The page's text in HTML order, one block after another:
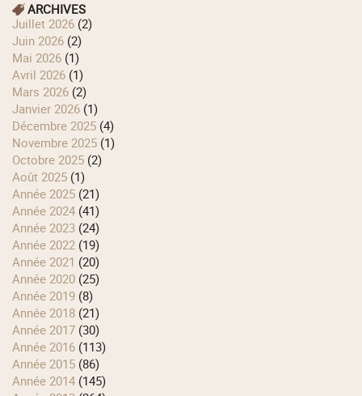
ARCHIVES
juillet 2026 (2)
juin 2026 (2)
mai 2026 (1)
avril 2026 (1)
mars 2026 (2)
janvier 2026 (1)
décembre 2025 (4)
novembre 2025 (1)
octobre 2025 (2)
août 2025 (1)
année 2025 (21)
année 2024 (41)
année 2023 (24)
année 2022 (19)
année 2021 (20)
année 2020 (25)
année 2019 (8)
année 2018 (21)
année 2017 (30)
année 2016 (113)
année 2015 (86)
année 2014 (145)